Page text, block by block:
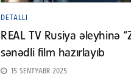
DETALLI
REAL TV Rusiya əleyhinə
sənədli film hazırlayıb
15 SENTYABR 2025